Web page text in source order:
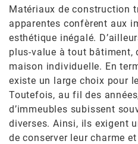
Matériaux de construction
apparentes confèrent aux
esthétique inégalé.
plus-value à tout
maison individuelle. En
existe un large choix pour
Toutefois, au fil des
d’immeubles subissent
diverses. Ainsi, ils exigent
de conserver leur charme